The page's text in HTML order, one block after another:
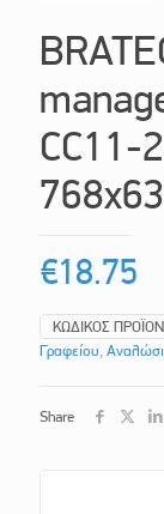
CC11-
€18.75
ΚΩΔΙΚΌΣ
Γραφείου,
Share